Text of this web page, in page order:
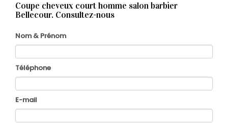
Coupe cheveux court homme salon barbier
Bellecour. Consultez-nous
Nom & Prénom
Téléphone
E-mail